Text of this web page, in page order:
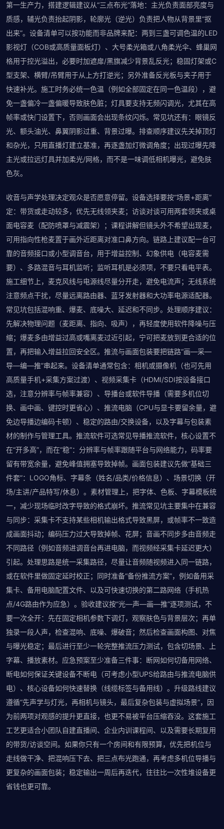
第一生产力，搭建逻辑建议从“三点布光”落地：主光负责面部亮度与
质感，辅光负责抬起阴影，轮廓光（逆光）负责把人物从背景里“抠
出来”。设备清单可以按功能而非品牌来配：两到三盏可调色温的LED
影视灯（COB或高质量面板灯）、大号柔光箱或八角柔光伞、蜂巢网
格用于控光溢出，必要时加遮扉/黑旗减少背景乱反光；稳固灯架或C
型支架、横臂/吊臂用于从上方打逆光；另外准备反光板与夹子用于
快速补光。施工时务必统一色温（例如全部固定在同一色温段），避
免一盏偏冷一盏偏暖导致肤色脏；灯具要支持无频闪调光，尤其在高
帧率或快门设置下，否则画面会出现条纹闪烁。常见坑还有：眼镜反
光、额头油光、鼻翼阴影过重、背景过曝。排查顺序建议先关掉顶灯
和杂光，只用直播灯建立基准，再逐盏加灯微调角度；出现过曝先降
主光或拉远灯具并加柔光/网格，而不是一味调低相机曝光，避免肤
色灰。
收音与声学处理决定观众是否愿意停留。设备选择要按“场景+距离”
定：带货或走动较多，优先无线领夹麦；访谈对谈可用两套领夹或桌
面电容麦（配防喷罩与减震架）；课程讲解但镜头外不希望出现麦，
可用指向性枪麦置于画外近距离对准口鼻方向。链路上建议配一台可
靠的音频接口或小型调音台，用于增益控制、幻象供电（电容麦需
要）、多路混音与耳机监听；监听耳机是必须项，不要只看电平表。
施工细节上，麦克风线与电源线尽量分开走，避免电流声；无线系统
注意频点干扰，尽量远离路由器、蓝牙发射器和大功率电源适配器。
常见坑包括混响重、爆麦、底噪大、延迟和不同步。处理顺序建议：
先解决物理问题（麦距离、指向、吸声），再轻度使用软件降噪与压
缩；爆麦多由增益过高或嘴离麦过近引起，宁可把麦放到更合适的位
置，再把输入增益拉回安全区。推流与画面包装要把链路“画—采—
导—编—推”串起来。设备清单通常包含：相机或摄像机（也可先用
高质量手机+采集方案过渡）、视频采集卡（HDMI/SDI按设备接口
选，注意分辨率与帧率兼容）、导播台或软件导播（需要多机位切
换、画中画、键控时更省心）、推流电脑（CPU与显卡要留余量，避
免边导播边编码卡顿）、稳定的路由/交换设备，以及字幕与包装素
材的制作与管理工具。推流软件可选常见导播推流软件，核心设置不
在“开多高”，而在“稳”：分辨率与帧率跟随平台与网络能力，码率要
留有带宽余量，避免峰值拥塞导致掉帧。画面包装建议先做“基础三
件套”：LOGO角标、字幕条（姓名/品类/价格信息）、场景切换（开
场/主讲/产品特写/休息）。素材管理上，把字体、色板、字幕模板统
一，减少现场临时改字导致的格式崩坏。推流常见坑主要集中在兼容
与同步：采集卡不支持某些相机输出格式导致黑屏，或帧率不一致造
成画面抖动；编码压力过大导致掉帧、花屏；音画不同步多由音频走
不同路径（例如音频进调音台再进电脑，而视频经采集卡延迟更大）
引起。处理思路是统一采集路径，尽量让音频随视频进入同一链路，
或在软件里做固定延时校正；同时准备“备份推流方案”，例如备用采
集卡、备用电脑配置文件、以及可快速切换的第二路网络（手机热
点/4G路由作为应急）。验收建议按“光—声—画—推”逐项测试，不
要一次全开：先在固定相机参数下调灯，观察肤色与背景层次；再单
独录一段人声，检查混响、底噪、爆破音；然后检查画面构图、对焦
与曝光稳定；最后进行至少一轮完整推流压力测试，包含切场景、上
字幕、播放素材。应急预案至少准备三件事：断网如何切备用网络、
断电如何保证关键设备不断电（可考虑小型UPS给路由与推流电脑供
电）、核心设备如何快速替换（线缆标签与备用线）。升级路线建议
遵循“先声学与灯光，再相机与镜头，最后复杂包装与虚拟场景”，因
为前两项对观感的提升更直接，也更不易被平台压缩吞没。这套施工
工艺更适合小团队自建直播间、企业内训课程间、以及需要长期复用
的带货/访谈空间。如果你只有一个房间和有限预算，优先把机位与
走线做干净、把混响压下去、把三点布光跑通，再考虑多机位导播与
更复杂的画面包装；稳定输出一周后再迭代，往往比一次性堆设备更
省钱也更可靠。